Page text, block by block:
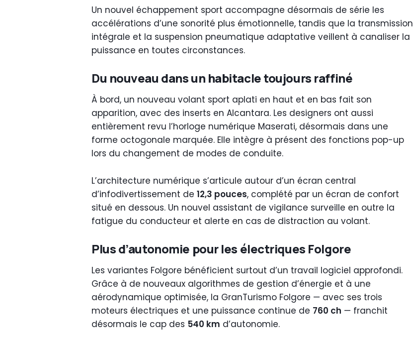
Un nouvel échappement sport accompagne désormais de série les
accélérations d’une sonorité plus émotionnelle, tandis que la transmission
intégrale et la suspension pneumatique adaptative veillent à canaliser la
puissance en toutes circonstances.
Du nouveau dans un habitacle toujours raffiné
À bord, un nouveau volant sport aplati en haut et en bas fait son
apparition, avec des inserts en Alcantara. Les designers ont aussi
entièrement revu l’horloge numérique Maserati, désormais dans une
forme octogonale marquée. Elle intègre à présent des fonctions pop-up
lors du changement de modes de conduite.
L’architecture numérique s’articule autour d’un écran central
d’infodivertissement de 12,3 pouces, complété par un écran de confort
situé en dessous. Un nouvel assistant de vigilance surveille en outre la
fatigue du conducteur et alerte en cas de distraction au volant.
Plus d’autonomie pour les électriques Folgore
Les variantes Folgore bénéficient surtout d’un travail logiciel approfondi.
Grâce à de nouveaux algorithmes de gestion d’énergie et à une
aérodynamique optimisée, la GranTurismo Folgore — avec ses trois
moteurs électriques et une puissance continue de 760 ch — franchit
désormais le cap des 540 km d’autonomie.